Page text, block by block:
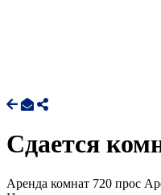
Сдается
Аренда комнат 720 прос